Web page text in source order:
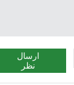
ارسال
نظر